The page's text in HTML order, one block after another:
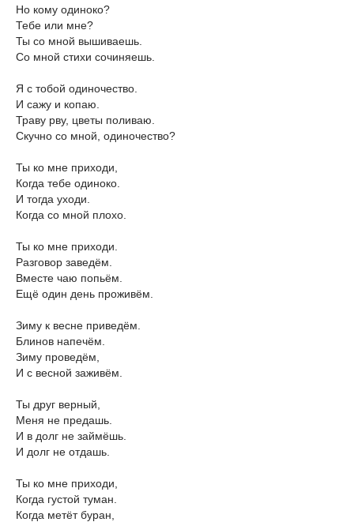
Но кому одиноко?
Тебе или мне?
Ты со мной вышиваешь.
Со мной стихи сочиняешь.
Я с тобой одиночество.
И сажу и копаю.
Траву рву, цветы поливаю.
Скучно со мной, одиночество?
Ты ко мне приходи,
Когда тебе одиноко.
И тогда уходи.
Когда со мной плохо.
Ты ко мне приходи.
Разговор заведём.
Вместе чаю попьём.
Ещё один день проживём.
Зиму к весне приведём.
Блинов напечём.
Зиму проведём,
И с весной заживём.
Ты друг верный,
Меня не предашь.
И в долг не займёшь.
И долг не отдашь.
Ты ко мне приходи,
Когда густой туман.
Когда метёт буран,